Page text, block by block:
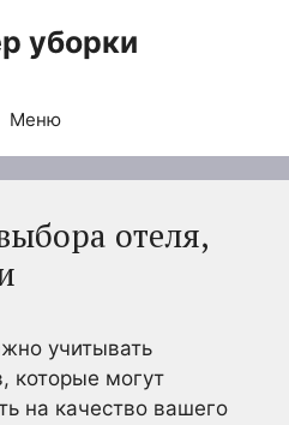
уборки
Меню
отеля,
учитывать
которые могут
на качество вашего